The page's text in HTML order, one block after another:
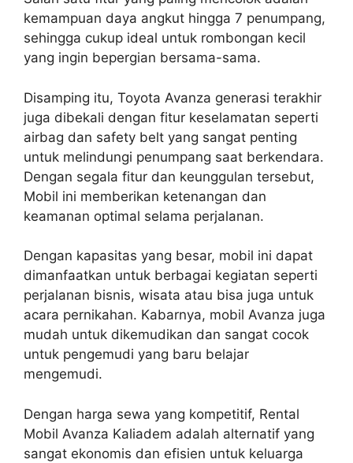
kemampuan daya angkut hingga 7 penumpang,
sehingga cukup ideal untuk rombongan kecil
yang ingin bepergian bersama-sama.
Disamping itu, Toyota Avanza generasi terakhir
juga dibekali dengan fitur keselamatan seperti
airbag dan safety belt yang sangat penting
untuk melindungi penumpang saat berkendara.
Dengan segala fitur dan keunggulan tersebut,
Mobil ini memberikan ketenangan dan
keamanan optimal selama perjalanan.
Dengan kapasitas yang besar, mobil ini dapat
dimanfaatkan untuk berbagai kegiatan seperti
perjalanan bisnis, wisata atau bisa juga untuk
acara pernikahan. Kabarnya, mobil Avanza juga
mudah untuk dikemudikan dan sangat cocok
untuk pengemudi yang baru belajar
mengemudi.
Dengan harga sewa yang kompetitif, Rental
Mobil Avanza Kaliadem adalah alternatif yang
sangat ekonomis dan efisien untuk keluarga